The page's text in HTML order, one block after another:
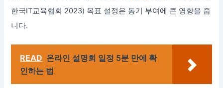
한국IT교육협회 2023) 목표 설정은 동기 부여에 큰 영향을 줍
니다.
READ 온라인 설명회 일정 5분 만에 확
인하는 법